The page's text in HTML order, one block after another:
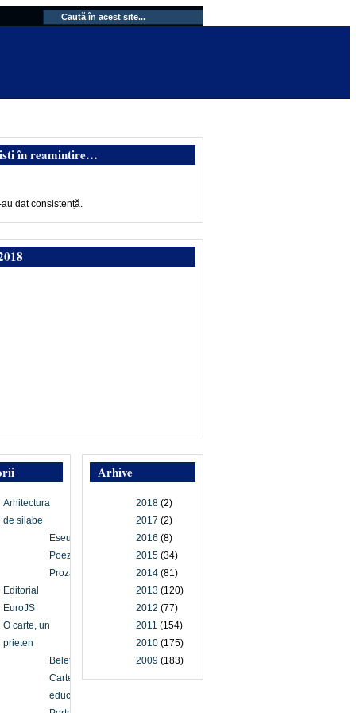
în reamintire…
dat consistență.
Arhive
2018 (2)
2017 (2)
2016 (8)
2015 (34)
2014 (81)
2013 (120)
2012 (77)
2011 (154)
2010 (175)
2009 (183)
Arhitectura
de silabe
Eseu
Poezie
Proză
Editorial
EuroJS
O carte, un
prieten
Beletristică
Carte
educațională